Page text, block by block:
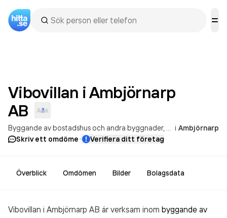
Vibovillan i Ambjörnarp
AB
Byggande av bostadshus och andra byggnader Tillverkning av
i Ambjörnarp
Skriv ett omdöme· Verifiera ditt företag
Överblick Omdömen Bilder Bolagsdata
Vibovillan i Ambjörnarp AB är verksam inom byggande av